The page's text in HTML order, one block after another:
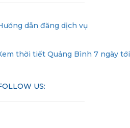
dẫn đăng dịch vụ
thời tiết Quảng Bình 7 ngày tới
US: